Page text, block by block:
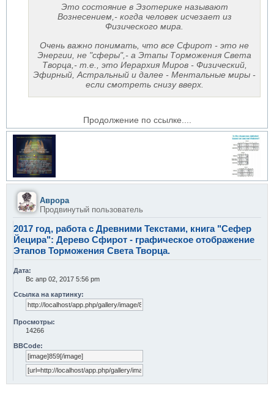
Это состояние в Эзотерике называют
Вознесением,- когда человек исчезает из
Физического мира.
Очень важно понимать, что все Сфирот - это не
Энергии, не "сферы",- а Этапы Торможения Света
Творца,- т.е., это Иерархия Миров - Физический,
Эфирный, Астральный и далее - Ментальные миры -
если смотреть снизу вверх.
Продолжение по ссылке....
Аврора
Продвинутый пользователь
2017 год, работа с Древними Текстами, книга "Сефер
Йецира": Дерево Сфирот - графическое отображение
Этапов Торможения Света Творца.
Дата:
Вс апр 02, 2017 5:56 pm
Ссылка на картинку:
Просмотры:
14266
BBCode: